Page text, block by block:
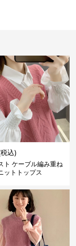
込)
ト ケーブル編み重ね
ットトップス